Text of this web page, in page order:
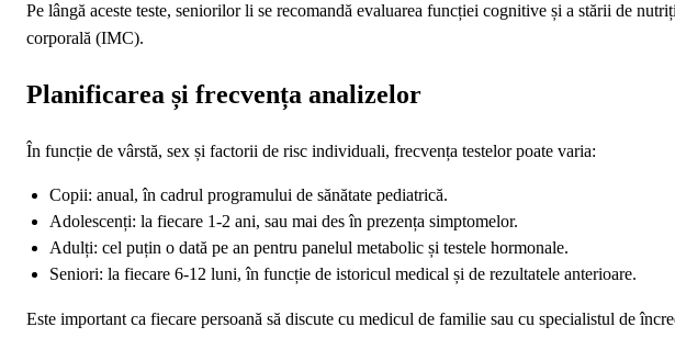
Pe lângă aceste teste, seniorilor li se recomandă evaluarea funcției cognitive și a stării de
corporală (IMC).
Planificarea și frecvența analizelor
În funcție de vârstă, sex și factorii de risc individuali, frecvența testelor poate varia:
Copii: anual, în cadrul programului de sănătate pediatrică.
Adolescenți: la fiecare 1‑2 ani, sau mai des în prezența simptomelor.
Adulți: cel puțin o dată pe an pentru panelul metabolic și testele hormonale.
Seniori: la fiecare 6‑12 luni, în funcție de istoricul medical și de rezultatele anterioare.
Este important ca fiecare persoană să discute cu medicul de familie sau cu specialistul de